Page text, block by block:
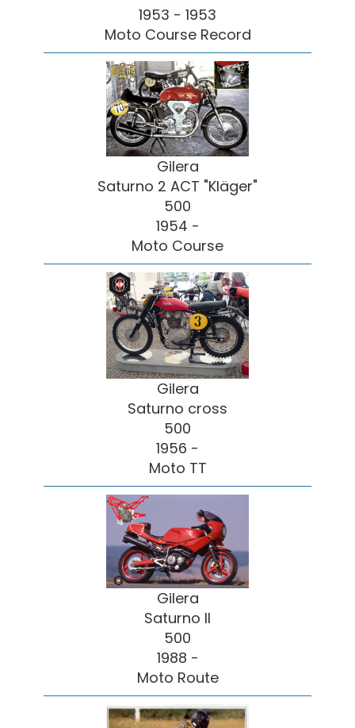
1953 - 1953
Moto Course Record
Gilera
Saturno 2 ACT "Kläger"
500
1954 -
Moto Course
Gilera
Saturno cross
500
1956 -
Moto TT
Gilera
Saturno II
500
1988 -
Moto Route